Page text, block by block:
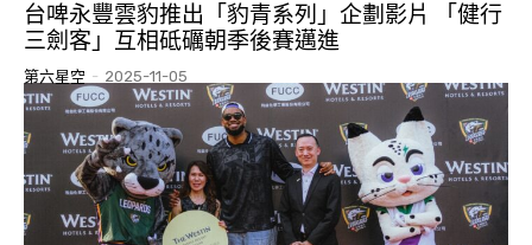
台啤永豐雲豹推出「豹青系列」企劃影片 「健行
三劍客」互相砥礪朝季後賽邁進
第六星空 - 2025-11-05